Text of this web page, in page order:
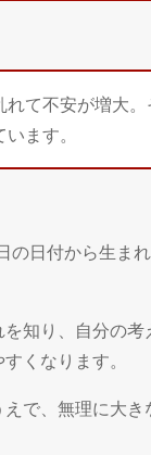
て不安が増大
ます。
日付から生ま
知り、自分の
くなります。
で、無理に大